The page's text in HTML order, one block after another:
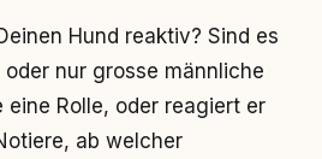
Hund reaktiv? Sind es
nur grosse männliche
eine Rolle, oder reagiert er
ab welcher